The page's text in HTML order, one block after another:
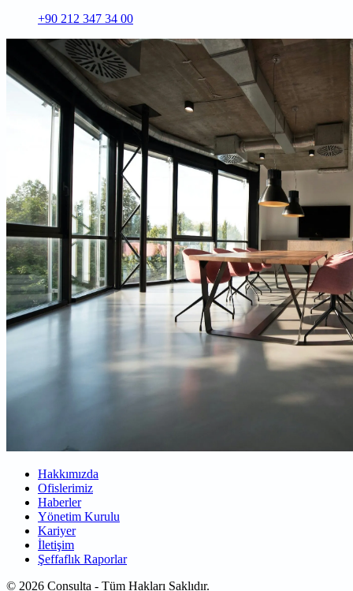
+90 212 347 34 00
Hakkımızda
Ofislerimiz
Haberler
Yönetim Kurulu
Kariyer
İletişim
Şeffaflık Raporlar
© 2026 Consulta - Tüm Hakları Saklıdır.